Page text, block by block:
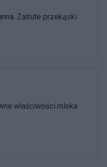
Zatrute przekąski
właściwości mleka